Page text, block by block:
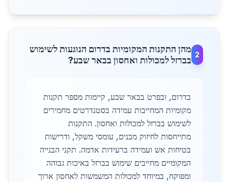
2
מהן התקנות המקומיות בדרום הנוגעות לשימוש
בברזל למכולות ואחסון בבאר שבע?
בדרום, ובפרט בבאר שבע, קיימות מספר תקנות
מקומיות המחייבות עמידה בסטנדרטים מחמירים
לשימוש בברזל למכולות ואחסון. התקנות
מתייחסות לחיזוק מבנים, עומסי משקל, ודרישות
בטיחות אש ועמידה ברעידות אדמה. תקני הבנייה
המקומיים מחייבים שימוש בברזל באיכות גבוהה
ומפוקח, במיוחד למכולות המשמשות לאחסון ארוך